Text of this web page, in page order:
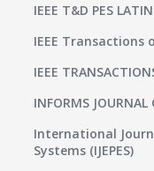
IEEE T&D PES
IEEE Transactions
IEEE
INFORMS
International
Systems (IJEPES)